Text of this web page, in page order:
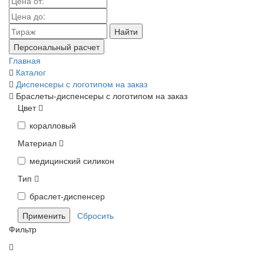
Найти
Персональный расчет
Главная
Каталог
Диспенсеры с логотипом на заказ
Браслеты-диспенсеры с логотипом на заказ
Цвет
коралловый
Материал
медицинский силикон
Тип
браслет-диспенсер
Фильтр